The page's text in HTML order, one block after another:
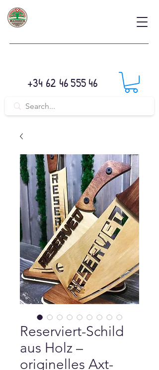
+34 62 46 555 46
Reserviert-Schild
aus Holz –
originelles Axt-